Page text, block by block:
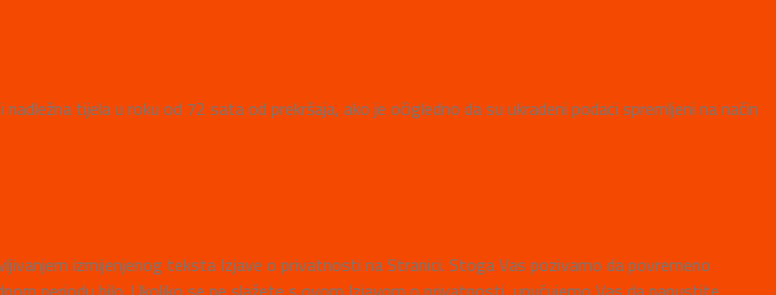
tijela u roku od 72 sata od prekršaja, ako je očigledno da su ukradeni podaci spremljeni na način
izmijenjenog teksta Izjave o privatnosti na Stranici. Stoga Vas pozivamo da povremeno